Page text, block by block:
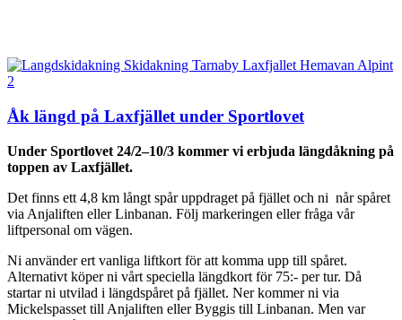
Åk längd på Laxfjället under Sportlovet
Under Sportlovet 24/2–10/3 kommer vi erbjuda längdåkning på
toppen av Laxfjället.
Det finns ett 4,8 km långt spår uppdraget på fjället och ni når spåret
via Anjaliften eller Linbanan. Följ markeringen eller fråga vår
liftpersonal om vägen.
Ni använder ert vanliga liftkort för att komma upp till spåret.
Alternativt köper ni vårt speciella längdkort för 75:- per tur. Då
startar ni utvilad i längdspåret på fjället. Ner kommer ni via
Mickelspasset till Anjaliften eller Byggis till Linbanan. Men var